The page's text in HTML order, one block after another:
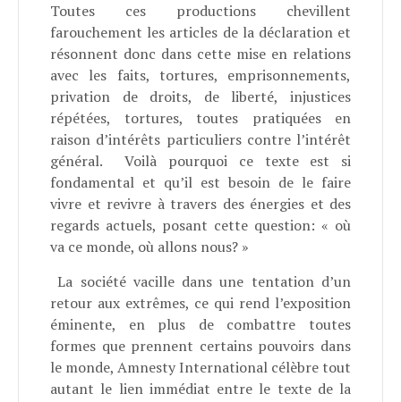
Toutes ces productions chevillent
farouchement les articles de la déclaration et
résonnent donc dans cette mise en relations
avec les faits, tortures, emprisonnements,
privation de droits, de liberté, injustices
répétées, tortures, toutes pratiquées en
raison d’intérêts particuliers contre l’intérêt
général. Voilà pourquoi ce texte est si
fondamental et qu’il est besoin de le faire
vivre et revivre à travers des énergies et des
regards actuels, posant cette question: « où
va ce monde, où allons nous? »
La société vacille dans une tentation d’un
retour aux extrêmes, ce qui rend l’exposition
éminente, en plus de combattre toutes
formes que prennent certains pouvoirs dans
le monde, Amnesty International célèbre tout
autant le lien immédiat entre le texte de la